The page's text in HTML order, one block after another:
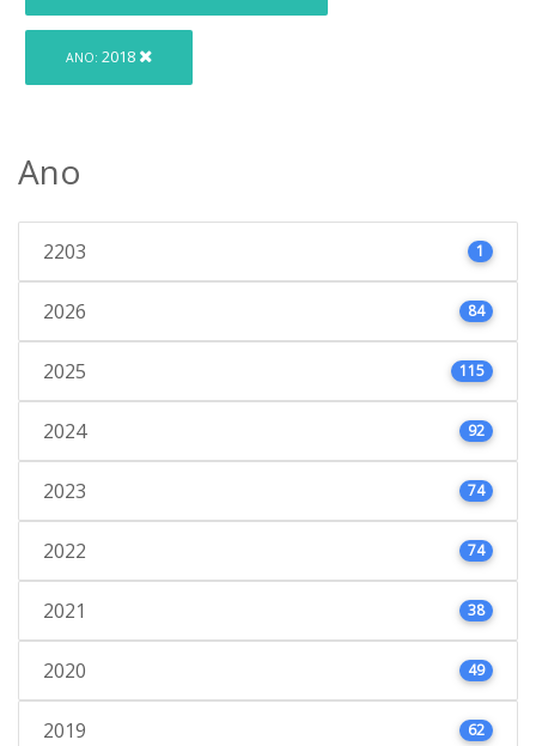
ANO: 2018
Ano
2203 1
2026 84
2025 115
2024 92
2023 74
2022 74
2021 38
2020 49
2019 62